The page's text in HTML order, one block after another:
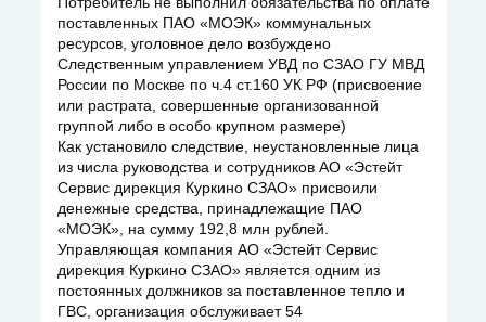
поставленных ПАО «МОЭК» коммунальных
ресурсов, уголовное дело возбуждено
Следственным управлением УВД по СЗАО ГУ МВД
России по Москве по ч.4 ст.160 УК РФ (присвоение
или растрата, совершенные организованной
группой либо в особо крупном размере)
Как установило следствие, неустановленные лица
из числа руководства и сотрудников АО «Эстейт
Сервис дирекция Куркино СЗАО» присвоили
денежные средства, принадлежащие ПАО
«МОЭК», на сумму 192,8 млн рублей.
Управляющая компания АО «Эстейт Сервис
дирекция Куркино СЗАО» является одним из
постоянных должников за поставленное тепло и
ГВС, организация обслуживает 54